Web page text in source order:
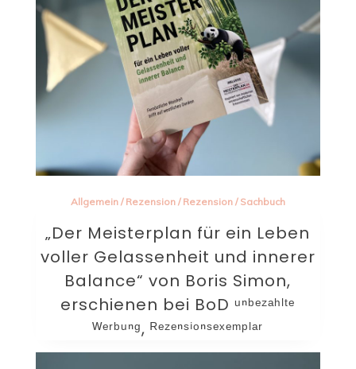
Allgemein/ Rezension/ Rezension/ Sachbuch
„Der Meisterplan für ein Leben
voller Gelassenheit und innerer
Balance“ von Boris Simon,
erschienen bei BoD ᵘⁿᵇᵉᶻᵃʰˡᵗᵉ
ᵂᵉʳᵇᵘⁿᵍ, ᴿᵉᶻᵉⁿˢⁱᵒⁿˢᵉˣᵉᵐᵖˡᵃʳ